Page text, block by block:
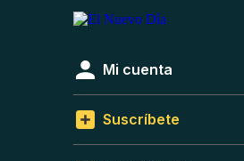
Mi cuenta
Suscríbete